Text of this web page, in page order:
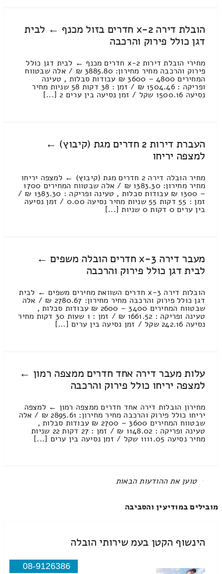
הובלת דירה 2-x חדרים בזול מכנף ← לבית
דגן כולל פירוק והרכבה
מחירי הובלת דירות 2-x חדרים מכנף ← לבית דגן כולל
פירוק והרכבה מחיר מחירון: 3885.80 ₪ / אלה שבטווח
המחירים 4800 – 3600 ₪ עבודות סבלות , טעינה
ופריקה : 1504.46 ₪ / זמן : 38 דקות 58 שניות מחיר
נסיעה 1500.16 שקל / זמן נסיעה בין ערים 2 [...]
העברת דירות 2 חדרים מגת (קיבוץ) ←
למצפה יריחו
מחיר הובלה דירה 2 חדרים מגת (קיבוץ) ← למצפה יריחו
מחיר מחירון: 1383.30 ₪ / אלה שבטווח המחירים 1700
– 1300 ₪ עבודות סבלות , טעינה ופריקה : 1383.30 ₪ /
זמן : 55 דקות 55 שניות מחיר נסיעה 0.00 / זמן נסיעה
בין ערים 0 דקות 0 שניות [...]
מעבר דירה 3-x חדרים הובלה משפים ←
לבית דגן כולל פירוק והרכבה
הובלות דירה 3-x חדרים השוואת מחירים משפים ← לבית
דגן כולל פירוק והרכבה מחיר מחירון: 2780.67 ₪ / אלה
שבטווח המחירים 3400 – 2600 ₪ עבודות סבלות ,
טעינה ופריקה : 1661.52 ₪ / זמן : 1 שעות 30 דקות מחיר
נסיעה 242.16 שקל / זמן נסיעה בין ערים [...]
עלות מעבר דירה אחד חדרים ממצפה רמון ←
למצפה יריחו כולל פירוק והרכבה
מחירון הובלות דירה אחד חדרים ממצפה רמון ← למצפה
יריחו כולל פירוק והרכבה מחיר מחירון: 2895.61 ₪ / אלה
שבטווח המחירים 3600 – 2700 ₪ עבודות סבלות ,
טעינה ופריקה : 1148.02 ₪ / זמן : 27 דקות 22 שניות
מחיר נסיעה 1111.05 שקל / זמן נסיעה בין ערים [...]
All items displayed.
מובילים במודיעין והסביבה
הינשוף הקטן בעמ שירותי הובלה
08-9126386